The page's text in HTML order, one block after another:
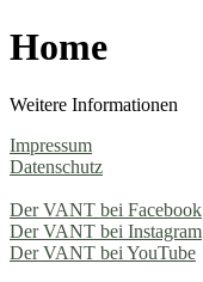
Home
Weitere Informationen
Impressum
Datenschutz
Der VANT bei Facebook
Der VANT bei Instagram
Der VANT bei YouTube